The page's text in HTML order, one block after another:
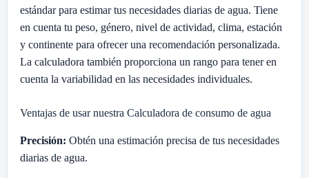
estándar para estimar tus necesidades diarias de agua. Tiene
en cuenta tu peso, género, nivel de actividad, clima, estación
y continente para ofrecer una recomendación personalizada.
La calculadora también proporciona un rango para tener en
cuenta la variabilidad en las necesidades individuales.
Ventajas de usar nuestra Calculadora de consumo de agua
Precisión: Obtén una estimación precisa de tus necesidades
diarias de agua.